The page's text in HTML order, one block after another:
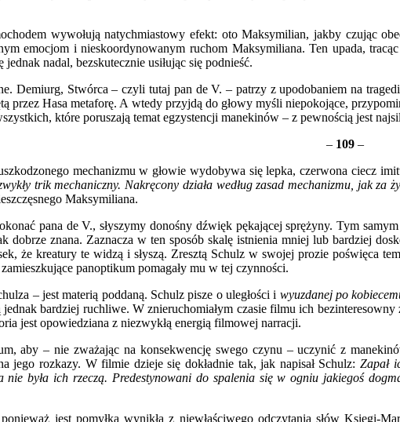
wywołują natychmiastowy efekt: oto Maksymilian, jakby czując
emocjom i nieskoordynowanym ruchom Maksymiliana. Ten upada,
nadal, bezskutecznie usiłując się podnieść.
Demiurg, Stwórca – czyli tutaj pan de V. – patrzy z upodobaniem na
przez Hasa metaforę. A wtedy przyjdą do głowy myśli niepokojące,
które poruszają temat egzystencji manekinów – z pewnością jest
– 109 –
mechanizmu w głowie wydobywa się lepka, czerwona ciecz
trik mechaniczny. Nakręcony działa według zasad mechanizmu, jak za
Maksymiliana.
pana de V., słyszymy donośny dźwięk pękającej sprężyny. Tym
dobrze znana. Zaznacza w ten sposób skalę istnienia mniej lub bardziej
że kreatury te widzą i słyszą. Zresztą Schulz w swojej prozie poświęca
panoptikum pomagały mu w tej czynności.
– jest materią poddaną. Schulz pisze o uległości i wyuzdanej po
bardziej ruchliwe. W znieruchomiałym czasie filmu ich
jest opowiedziana z niezwykłą energią filmowej narracji.
aby – nie zważając na konsekwencję swego czynu – uczynić z
jego rozkazy. W filmie dzieje się dokładnie tak, jak napisał Schulz: Zapał
nie była ich rzeczą. Predestynowani do spalenia się w ogniu jakiegoś
jest pomyłką wynikłą z niewłaściwego odczytania słów